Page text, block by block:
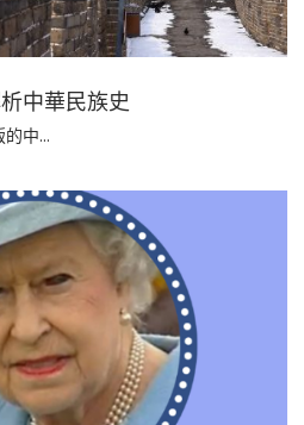
中華民族史
中...